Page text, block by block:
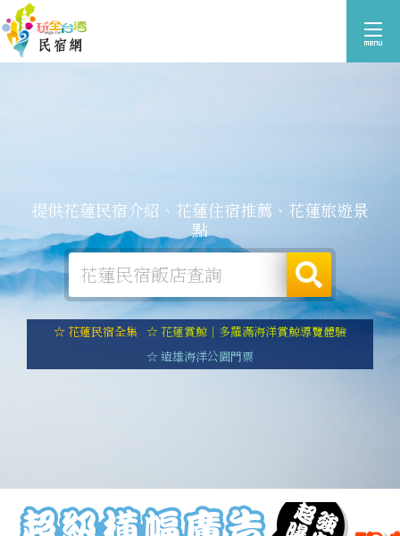
提供花蓮民宿介紹、花蓮住宿推薦、花蓮旅遊景
點
☆ 花蓮民宿全集 ☆ 花蓮賞鯨｜多羅滿海洋賞鯨導覽體驗
☆ 遠雄海洋公園門票